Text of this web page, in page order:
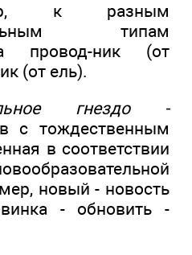
к разным
типам
провод-ник (от
(от ель).
гнездо -
с тождественным
в соответствии
новый - новость
- обновить -